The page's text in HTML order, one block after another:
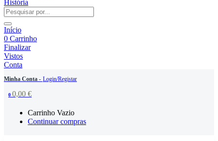
Início
0 Carrinho
Finalizar
Vistos
Conta
Minha Conta - Login/Registar
0 0,00 €
Carrinho Vazio
Continuar compras